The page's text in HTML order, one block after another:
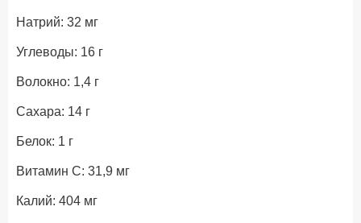
Натрий: 32 мг
Углеводы: 16 г
Волокно: 1,4 г
Сахара: 14 г
Белок: 1 г
Витамин С: 31,9 мг
Калий: 404 мг